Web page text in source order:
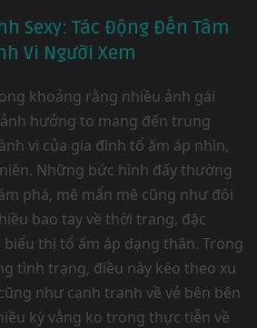
Sexy: Tác Động Đến Tâm
Vi Người Xem
khoảng rằng nhiều ảnh gái
hưởng to mang đến trung
vi của gia đình tổ ấm áp nhìn,
Những bức hình đấy thường
phá, mê mẩn mê cũng như đôi
bao tay về thời trang, đặc
thị tổ ấm áp dạng thân. Trong
tình trạng, điều này kéo theo xu
như cạnh tranh về vẻ bên bên
kỳ vẳng ko trong thực tiễn về